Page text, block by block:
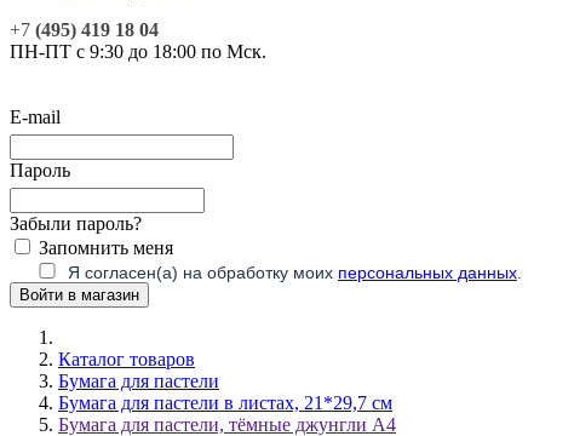
+7 (495) 419 18 04
ПН-ПТ с 9:30 до 18:00 по Мск.
E-mail
Пароль
Забыли пароль?
Запомнить меня
Я согласен(а) на обработку моих персональных данных
Каталог товаров
Бумага для пастели
Бумага для пастели в листах, 21*29,7 см
Бумага для пастели, тёмные джунгли А4